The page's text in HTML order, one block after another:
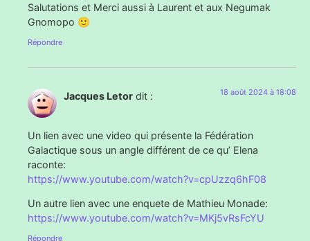
Salutations et Merci aussi à Laurent et aux Negumak
Gnomopo 🙂
Répondre
Jacques Letor dit : 18 août 2024 à 18:08
Un lien avec une video qui présente la Fédération
Galactique sous un angle différent de ce qu’ Elena
raconte:
https://www.youtube.com/watch?v=cpUzzq6hF08
Un autre lien avec une enquete de Mathieu Monade:
https://www.youtube.com/watch?v=MKj5vRsFcYU
Répondre